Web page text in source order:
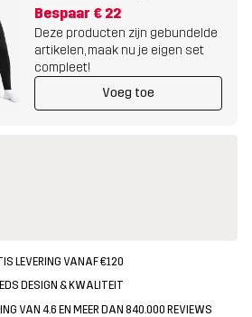
Bespaar € 22
Deze producten zijn gebundelde
artikelen, maak nu je eigen set
compleet!
Voeg toe
LEVERING VANAF €120
DESIGN & KWALITEIT
VAN 4.6 EN MEER DAN 840.000 REVIEWS